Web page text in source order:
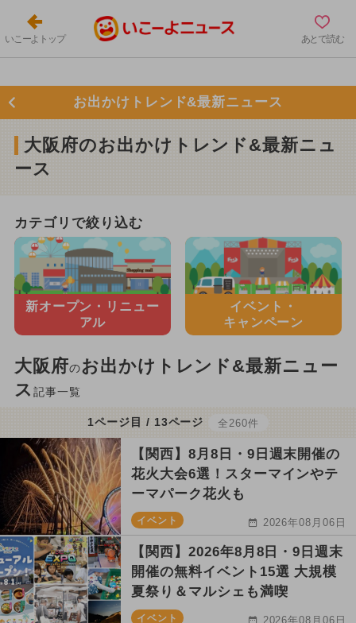
いこーよトップ あとで読む
お出かけトレンド&最新ニュース
大阪府のお出かけトレンド&最新ニュ
ース
カテゴリで絞り込む
新オープン・ リニュー
アル
イベント・
キャンペーン
大阪府のお出かけトレンド&最新ニュー
ス 記事一覧
1ページ目 / 13ページ 全260件
【関西】8月8日・9日週末開催の
花火大会6選！スターマインやテ
ーマパーク花火も
イベント 2026年08月06日
【関西】2026年8月8日・9日週末
開催の無料イベント15選 大規模
夏祭り＆マルシェも満喫
イベント 2026年08月06日